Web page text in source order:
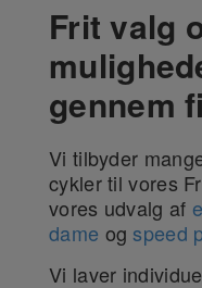
Frit valg
gennem
Vi tilbyder
cykler til vores
vores udvalg af
dame ogspeed
Vi laver